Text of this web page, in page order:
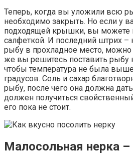
Теперь, когда вы уложили всю
необходимо закрыть. Но если у
подходящей крышки, вы можете
салфеткой. И последний штрих –
рыбу в прохладное место, можно
же вы решитесь поставить рыбу
чтобы температура не была
градусов. Соль и сахар
рыбу, после чего она должна
должен получиться
его пока не стоит.
Малосольная нерка